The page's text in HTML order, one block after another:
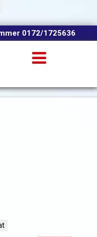
0172/1725636